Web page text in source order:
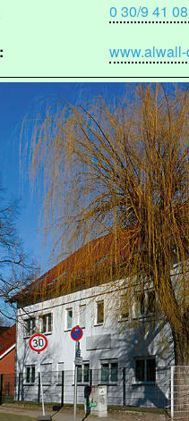
0 30/9 41